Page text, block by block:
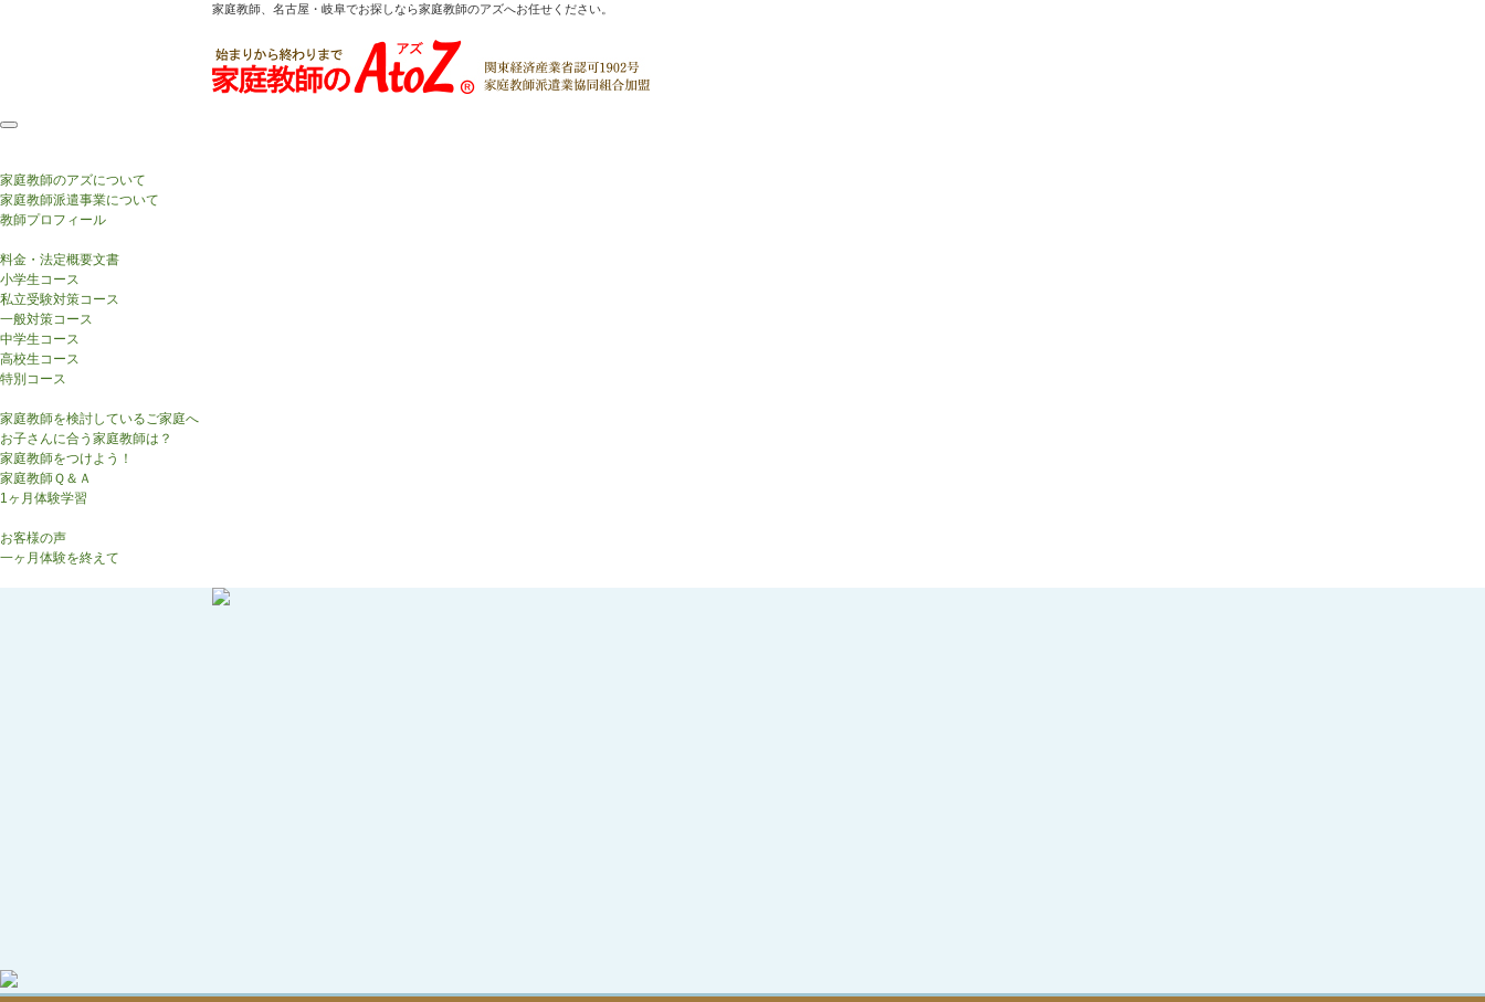
家庭教師、名古屋・岐阜でお探しなら家庭教師のアズへお任せください。
家庭教師のアズについて
家庭教師派遣事業について
教師プロフィール
料金・法定概要文書
小学生コース
私立受験対策コース
一般対策コース
中学生コース
高校生コース
特別コース
家庭教師を検討しているご家庭へ
お子さんに合う家庭教師は？
家庭教師をつけよう！
家庭教師Ｑ＆Ａ
1ヶ月体験学習
お客様の声
一ヶ月体験を終えて